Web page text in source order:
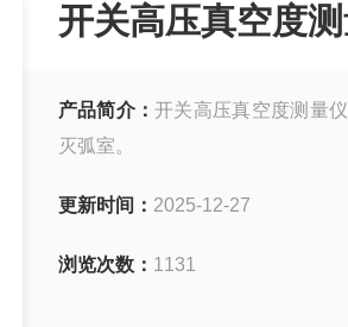
开关高压真空度
产品简介： 开关高压真空度测量
灭弧室。
更新时间： 2025-12-27
浏览次数： 1131